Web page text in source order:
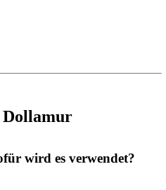
Dollamur
wird es verwendet?